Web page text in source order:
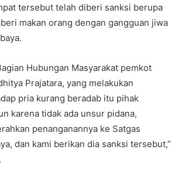
tersebut telah diberi sanksi berupa
makan orang dengan gangguan jiwa
Hubungan Masyarakat pemkot
Prajatara, yang melakukan
pria kurang beradab itu pihak
karena tidak ada unsur pidana,
penanganannya ke Satgas
dan kami berikan dia sanksi tersebut,”